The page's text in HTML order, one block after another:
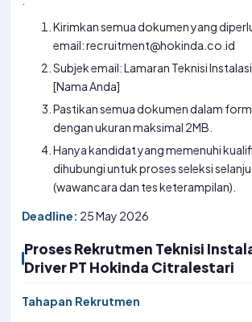
Kirimkan semua dokumen yang
email: recruitment@hokinda.co.id
Subjek email: Lamaran Teknisi
[Nama Anda]
Pastikan semua dokumen dalam
dengan ukuran maksimal 2MB.
Hanya kandidat yang memenuhi
dihubungi untuk proses seleksi
(wawancara dan tes keterampilan).
Deadline: 25 May 2026
Proses Rekrutmen Teknisi
Driver PT Hokinda Citralestari
Tahapan Rekrutmen